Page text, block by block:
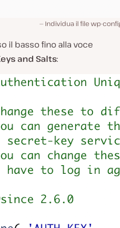
Individua il file wp-
il basso fino alla voce
and Salts: